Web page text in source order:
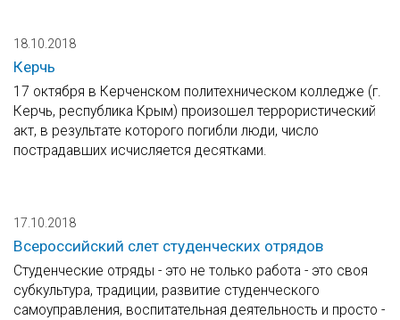
18.10.2018
Керчь
17 октября в Керченском политехническом колледже (г.
Керчь, республика Крым) произошел террористический
акт, в результате которого погибли люди, число
пострадавших исчисляется десятками.
17.10.2018
Всероссийский слет студенческих отрядов
Студенческие отряды - это не только работа - это своя
субкультура, традиции, развитие студенческого
самоуправления, воспитательная деятельность и просто -